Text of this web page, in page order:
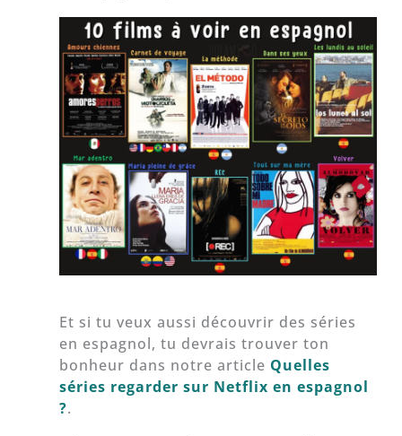
Et si tu veux aussi découvrir des séries
en espagnol, tu devrais trouver ton
bonheur dans notre article Quelles
séries regarder sur Netflix en espagnol
?.